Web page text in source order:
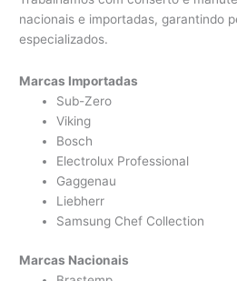
nacionais e importadas, garantindo
especializados.
Marcas Importadas
Sub-Zero
Viking
Bosch
Electrolux Professional
Gaggenau
Liebherr
Samsung Chef Collection
Marcas Nacionais